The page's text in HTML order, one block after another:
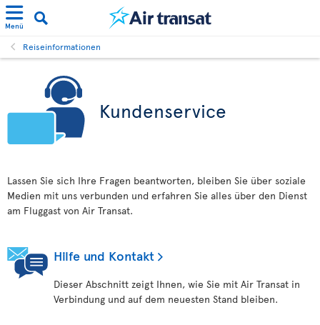
Menü
Reiseinformationen
Kundenservice
Lassen Sie sich Ihre Fragen beantworten, bleiben Sie über soziale
Medien mit uns verbunden und erfahren Sie alles über den Dienst
am Fluggast von Air Transat.
Hilfe und Kontakt
Dieser Abschnitt zeigt Ihnen, wie Sie mit Air Transat in
Verbindung und auf dem neuesten Stand bleiben.